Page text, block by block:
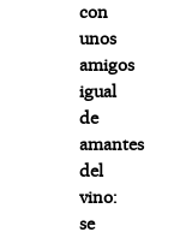
con
unos
amigos
igual
de
amantes
del
vino:
se